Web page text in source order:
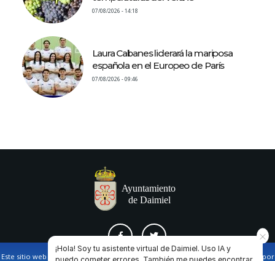
07/08/2026 - 14:18
Laura Cabanes liderará la mariposa
española en el Europeo de París
07/08/2026 - 09:46
Este sitio web utiliza cookies propias y de terceros para facilitar la navegación por
¡Hola! Soy tu asistente virtual de Daimiel. Uso IA y